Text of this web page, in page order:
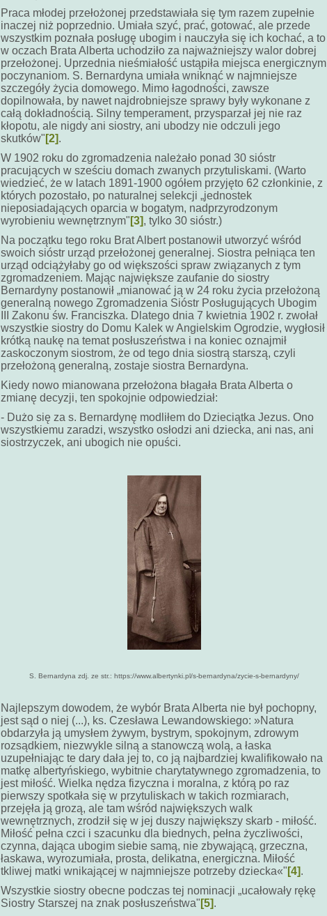
Praca młodej przełożonej przedstawiała się tym razem zupełnie
inaczej niż poprzednio. Umiała szyć, prać, gotować, ale przede
wszystkim poznała posługę ubogim i nauczyła się ich kochać, a to
w oczach Brata Alberta uchodziło za najważniejszy walor dobrej
przełożonej. Uprzednia nieśmiałość ustąpiła miejsca energicznym
poczynaniom. S. Bernardyna umiała wniknąć w najmniejsze
szczegóły życia domowego. Mimo łagodności, zawsze
dopilnowała, by nawet najdrobniejsze sprawy były wykonane z
całą dokładnością. Silny temperament, przysparzał jej nie raz
kłopotu, ale nigdy ani siostry, ani ubodzy nie odczuli jego
skutków" [2].
W 1902 roku do zgromadzenia należało ponad 30 sióstr
pracujących w sześciu domach zwanych przytuliskami. (Warto
wiedzieć, że w latach 1891-1900 ogółem przyjęto 62 członkinie, z
których pozostało, po naturalnej selekcji „jednostek
nieposiadających oparcia w bogatym, nadprzyrodzonym
wyrobieniu wewnętrznym" [3], tylko 30 sióstr.)
Na początku tego roku Brat Albert postanowił utworzyć wśród
swoich sióstr urząd przełożonej generalnej. Siostra pełniąca ten
urząd odciążyłaby go od większości spraw związanych z tym
zgromadzeniem. Mając największe zaufanie do siostry
Bernardyny postanowił „mianować ją w 24 roku życia przełożoną
generalną nowego Zgromadzenia Sióstr Posługujących Ubogim
III Zakonu św. Franciszka. Dlatego dnia 7 kwietnia 1902 r. zwołał
wszystkie siostry do Domu Kalek w Angielskim Ogrodzie, wygłosił
krótką naukę na temat posłuszeństwa i na koniec oznajmił
zaskoczonym siostrom, że od tego dnia siostrą starszą, czyli
przełożoną generalną, zostaje siostra Bernardyna.
Kiedy nowo mianowana przełożona błagała Brata Alberta o
zmianę decyzji, ten spokojnie odpowiedział:
- Dużo się za s. Bernardynę modliłem do Dzieciątka Jezus. Ono
wszystkiemu zaradzi, wszystko osłodzi ani dziecka, ani nas, ani
siostrzyczek, ani ubogich nie opuści.
S. Bernardyna zdj. ze str.: https://www.albertynki.pl/s-bernardyna/zycie-s-bernardyny/
Najlepszym dowodem, że wybór Brata Alberta nie był pochopny,
jest sąd o niej (...), ks. Czesława Lewandowskiego: »Natura
obdarzyła ją umysłem żywym, bystrym, spokojnym, zdrowym
rozsądkiem, niezwykle silną a stanowczą wolą, a łaska
uzupełniając te dary dała jej to, co ją najbardziej kwalifikowało na
matkę albertyńskiego, wybitnie charytatywnego zgromadzenia, to
jest miłość. Wielka nędza fizyczna i moralna, z którą po raz
pierwszy spotkała się w przytuliskach w takich rozmiarach,
przejęła ją grozą, ale tam wśród największych walk
wewnętrznych, zrodził się w jej duszy największy skarb - miłość.
Miłość pełna czci i szacunku dla biednych, pełna życzliwości,
czynna, dająca ubogim siebie samą, nie zbywającą, grzeczna,
łaskawa, wyrozumiała, prosta, delikatna, energiczna. Miłość
tkliwej matki wnikającej w najmniejsze potrzeby dziecka«" [4].
Wszystkie siostry obecne podczas tej nominacji „ucałowały rękę
Siostry Starszej na znak posłuszeństwa" [5].